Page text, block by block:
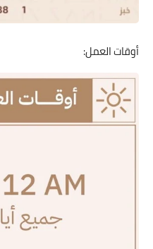
أوقات العمل: